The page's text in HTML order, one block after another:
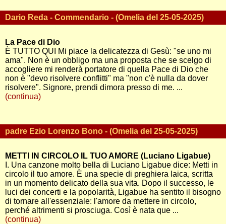
Dario Reda - Commendario - (Omelia del 25-05-2025)
La Pace di Dio
È TUTTO QUI Mi piace la delicatezza di Gesù: "se uno mi
ama". Non è un obbligo ma una proposta che se scelgo di
accogliere mi renderà portatore di quella Pace di Dio che
non è "devo risolvere conflitti" ma "non c'è nulla da dover
risolvere". Signore, prendi dimora presso di me. ...
(continua)
padre Ezio Lorenzo Bono - (Omelia del 25-05-2025)
METTI IN CIRCOLO IL TUO AMORE (Luciano Ligabue)
I. Una canzone molto bella di Luciano Ligabue dice: Metti in
circolo il tuo amore. È una specie di preghiera laica, scritta
in un momento delicato della sua vita. Dopo il successo, le
luci dei concerti e la popolarità, Ligabue ha sentito il bisogno
di tornare all'essenziale: l'amore da mettere in circolo,
perché altrimenti si prosciuga. Così è nata que ...
(continua)